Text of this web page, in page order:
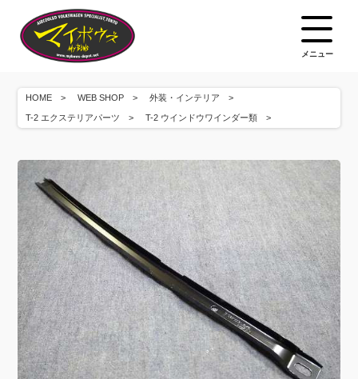
メニュー
HOME WEB SHOP 外装・インテリア
T-2 エクステリアパーツ T-2 ウインドウワインダー類